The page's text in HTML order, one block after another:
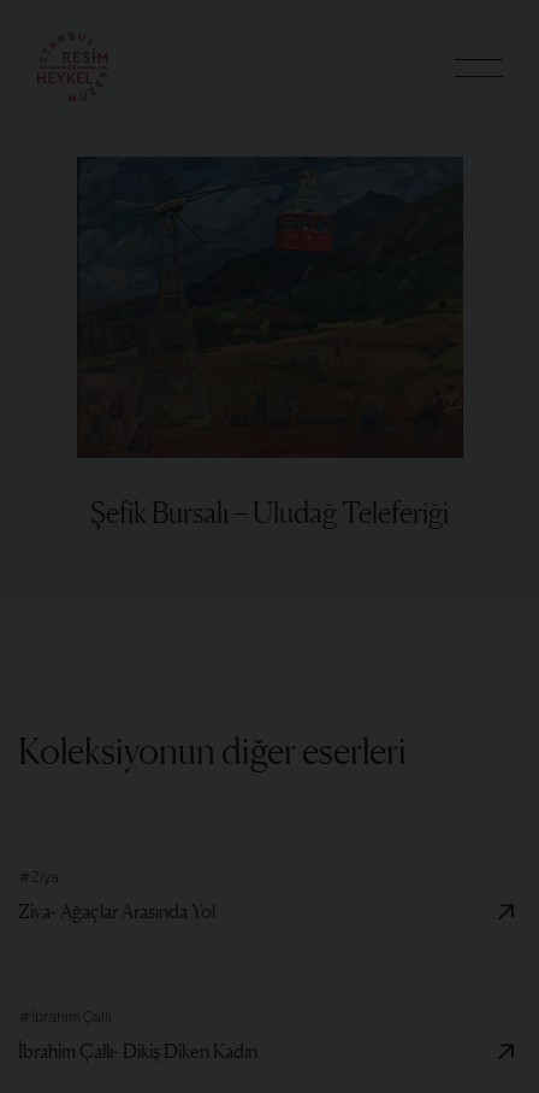
Şefik Bursalı – Uludağ Teleferiği
Koleksiyonun diğer eserleri
#Ziya
Ziya- Ağaçlar Arasında Yol
#İbrahim Çallı
İbrahim Çallı- Dikiş Diken Kadın